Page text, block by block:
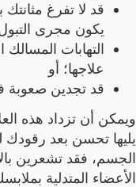
قد لا تفرغ
يكون مجرى
التهابات المسالك
علاجها؛ أو
قد تجدين صعوبة
ويمكن أن تزداد هذه
يليها تحسن بعد رقودك
الجسم، فقد تشعرين
الأعضاء المتدلية